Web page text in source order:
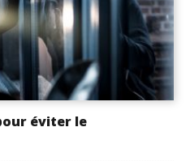
éviter le